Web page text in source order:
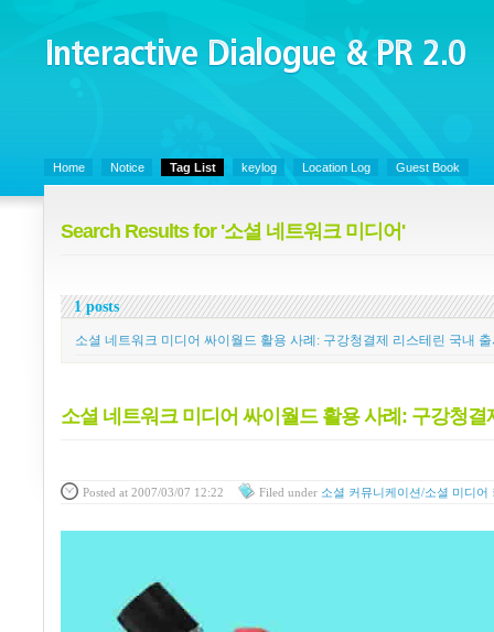
Interactive Dialogue &
PR 2.0
Home Notice Tag List keylog Location Log Guest Book
Search Results for '소셜 네트워크 미디어'
1 posts
소셜 네트워크 미디어 싸이월드 활용 사례: 구강청결제 리스테린 국내
소셜 네트워크 미디어 싸이월드 활용 사례: 구강청
Posted at 2007/03/07 12:22 Filed under 소셜 커뮤니케이션/소셜 미디어